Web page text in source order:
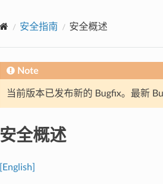
安全指南 安全概述
Note
当前版本已发布新的 Bugfix。最新
安全概述
[English]